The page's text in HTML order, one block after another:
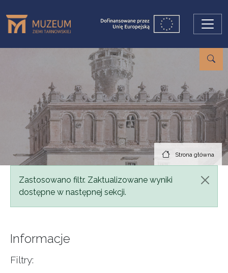
Strona główna
Komunikat
Zastosowano filtr. Zaktualizowane wyniki
dostępne w następnej sekcji.
Informacje
Filtry: